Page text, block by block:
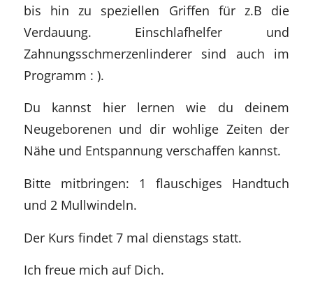
bis hin zu speziellen Griffen für z.B die
Verdauung. Einschlafhelfer und
Zahnungsschmerzenlinderer sind auch im
Programm : ).
Du kannst hier lernen wie du deinem
Neugeborenen und dir wohlige Zeiten der
Nähe und Entspannung verschaffen kannst.
Bitte mitbringen: 1 flauschiges Handtuch
und 2 Mullwindeln.
Der Kurs findet 7 mal dienstags statt.
Ich freue mich auf Dich.